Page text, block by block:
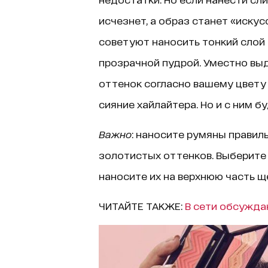
исчезнет, а образ станет
советуют наносить тонкий
прозрачной пудрой. Уместно
оттенок согласно вашему
сияние хайлайтера. Но и с ним
Важно: наносите румяны
золотистых оттенков.
наносите их на верхнюю часть
ЧИТАЙТЕ ТАКЖЕ: В сети